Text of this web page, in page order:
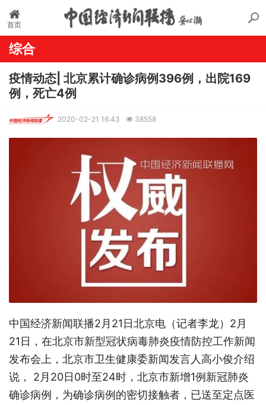
首页
综合
疫情动态| 北京累计确诊病例396例，出院169
例，死亡4例
2020-02-21 16:43 38558
中国经济新闻联播2月21日北京电（记者李龙）2月
21日，在北京市新型冠状病毒肺炎疫情防控工作新闻
发布会上，北京市卫生健康委新闻发言人高小俊介绍
说， 2月20日0时至24时，北京市新增1例新冠肺炎
确诊病例，为确诊病例的密切接触者，已送至定点医